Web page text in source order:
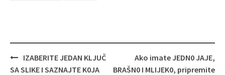
Navigacija
objava
IZABERITE JEDAN KLJUČ
SA SLIKE I SAZNAJTE K0JA
Ako imate JEDN0 JAJE,
BRAŠN0 I MLIJEK0, pripremite